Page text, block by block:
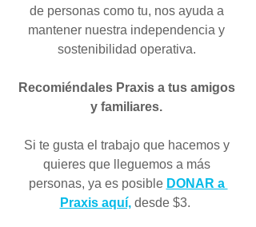
de personas como tu, nos ayuda a
mantener nuestra independencia y
sostenibilidad operativa.
Recomiéndales Praxis a tus amigos
y familiares.
Si te gusta el trabajo que hacemos y
quieres que lleguemos a más
personas, ya es posible DONAR a
Praxis aquí, desde $3.